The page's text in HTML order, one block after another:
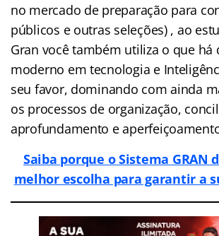
no mercado de preparação para
públicos e outras seleções) , ao
Gran você também utiliza o que há
moderno em tecnologia e
seu favor, dominando com ainda
os processos de organização,
aprofundamento e
Saiba porque o Sistema GRAN
melhor escolha para garantir a